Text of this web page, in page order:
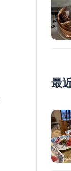
最